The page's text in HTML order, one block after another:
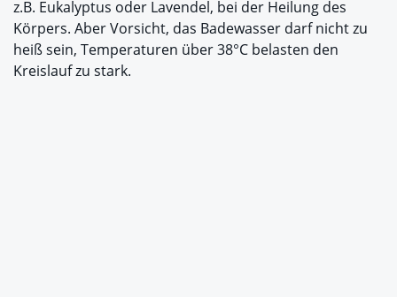
z.B. Eukalyptus oder Lavendel, bei der Heilung des
Körpers. Aber Vorsicht, das Badewasser darf nicht zu
heiß sein, Temperaturen über 38°C belasten den
Kreislauf zu stark.